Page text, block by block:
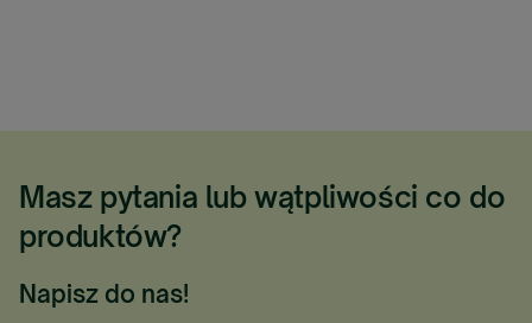
Masz pytania lub wątpliwości co do
produktów?
Napisz do nas!